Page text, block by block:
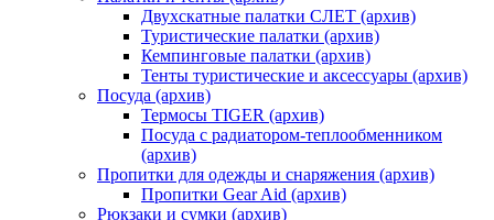
Двухскатные палатки СЛЕТ (архив)
Туристические палатки (архив)
Кемпинговые палатки (архив)
Тенты туристические и аксессуары (архив)
Посуда (архив)
Термосы TIGER (архив)
Посуда с радиатором-теплообменником
(архив)
Пропитки для одежды и снаряжения (архив)
Пропитки Gear Aid (архив)
Рюкзаки и сумки (архив)